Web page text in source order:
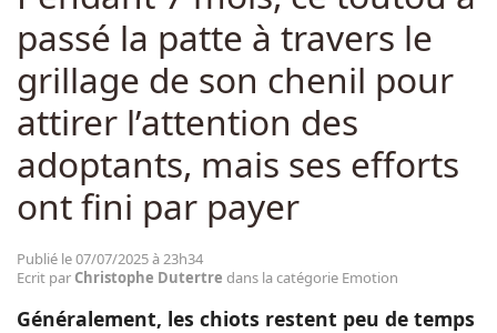
Races
Guides
passé la patte à travers le
grillage de son chenil pour
attirer l’attention des
adoptants, mais ses efforts
ont fini par payer
Publié le 07/07/2025 à 23h34
Ecrit par Christophe Dutertre dans la catégorie Emotion
Généralement, les chiots restent peu de temps